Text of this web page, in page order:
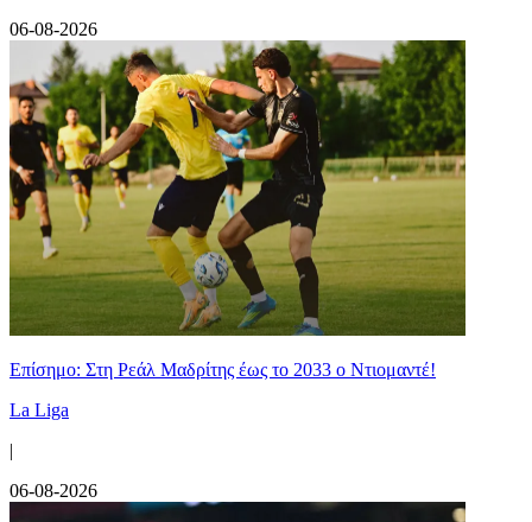
06-08-2026
Επίσημο: Στη Ρεάλ Μαδρίτης έως το 2033 ο Ντιομαντέ!
La Liga
|
06-08-2026